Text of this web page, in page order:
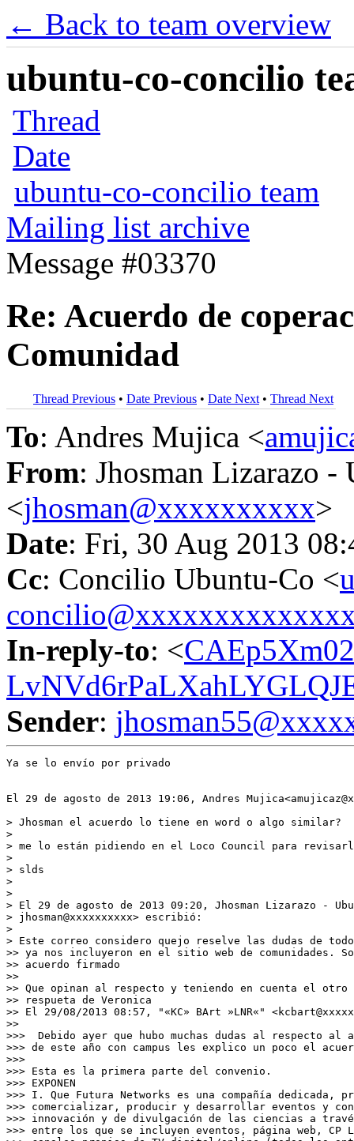
← Back to team overview
ubuntu-co-concilio
Thread
Date
ubuntu-co-concilio team
Mailing list archive
Message #03370
Re: Acuerdo de
Comunidad
Thread Previous • Date Previous • Date Next • Thread Next
To: Andres Mujica <
From: Jhosman Lizarazo
<jhosman@xxxxxxxxxx>
Date: Fri, 30 Aug 2013
Cc: Concilio Ubuntu-Co <
In-reply-to: <
Sender:
Ya se lo envío por privado
El 29 de agosto de 2013 19:06, Andres
> Jhosman el acuerdo lo tiene en word o algo similar?
>
> me lo están pidiendo en el Loco Council para
>
> slds
>
>
> El 29 de agosto de 2013 09:20, Jhosman Lizarazo -
> jhosman@xxxxxxxxxx> escribió:
>
> Este correo considero quejo reselve las dudas de
>> ya nos incluyeron en el sitio web de comunidades.
>> acuerdo firmado
>>
>> Que opinan al respecto y teniendo en cuenta el
>> respueta de Veronica
>> El 29/08/2013 08:57, "«KC» BArt »LNR«"
>>
>>>  Debido ayer que hubo muchas dudas al respecto al
>>> de este año con campus les explico un poco el
>>>
>>> Esta es la primera parte del convenio.
>>> EXPONEN
>>> I. Que Futura Networks es una compañía dedicada,
>>> comercializar, producir y desarrollar eventos y
>>> innovación y de divulgación de las ciencias a
>>> entre los que se incluyen eventos, página web, CP